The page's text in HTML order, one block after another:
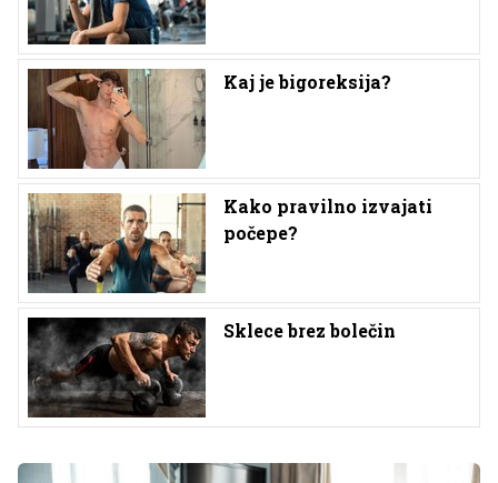
Kaj je bigoreksija?
Kako pravilno izvajati
počepe?
Sklece brez bolečin